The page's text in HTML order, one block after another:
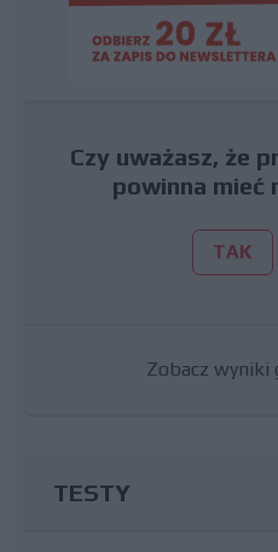
Czy uważasz, że
powinna mieć
TAK
Zobacz wyniki
TESTY